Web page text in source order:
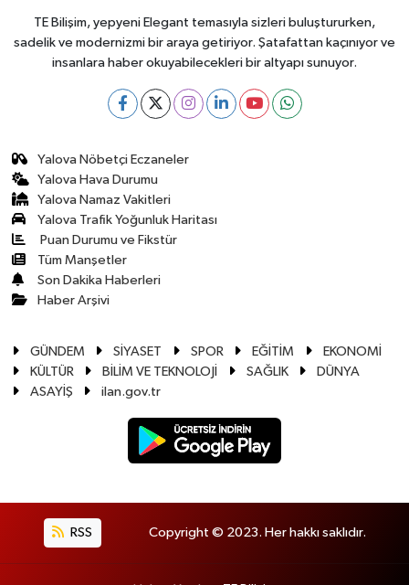
TE Bilişim, yepyeni Elegant temasıyla sizleri buluştururken,
sadelik ve modernizmi bir araya getiriyor. Şatafattan kaçınıyor ve
insanlara haber okuyabilecekleri bir altyapı sunuyor.
Yalova Nöbetçi Eczaneler
Yalova Hava Durumu
Yalova Namaz Vakitleri
Yalova Trafik Yoğunluk Haritası
Puan Durumu ve Fikstür
Tüm Manşetler
Son Dakika Haberleri
Haber Arşivi
GÜNDEM SİYASET SPOR EĞİTİM
EKONOMİ
KÜLTÜR
BİLİM VE TEKNOLOJİ SAĞLIK
DÜNYA
ASAYİŞ
ilan.gov.tr
RSS Copyright © 2023. Her hakkı saklıdır.